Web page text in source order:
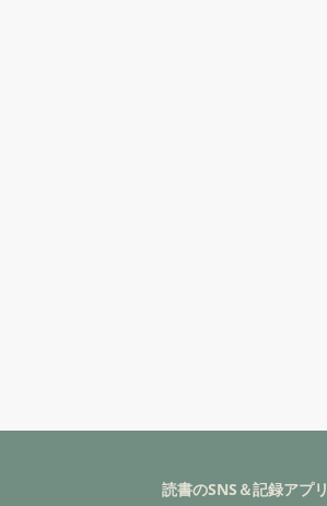
読書のSNS＆記録アプリ